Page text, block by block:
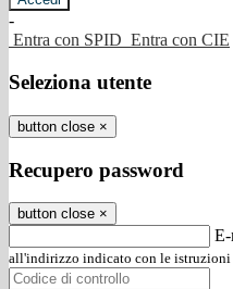
-
Entra con SPID Entra con CIE
Seleziona utente
button close ×
Recupero password
button close ×
all'indirizzo indicato con le istruzioni